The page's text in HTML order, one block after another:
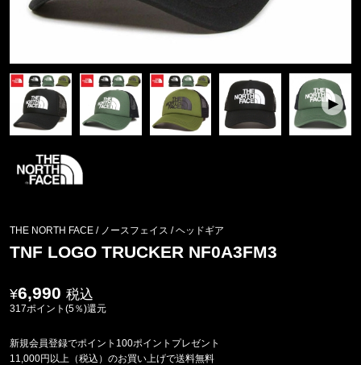
THE NORTH FACE / ノースフェイス /ヘッドギア
TNF LOGO TRUCKER NF0A3FM3
6,990 税込
317ポイント(5％)還元
新規会員登録でポイント100ポイントプレゼント
11,000円以上（税込）のお買い上げで送料無料